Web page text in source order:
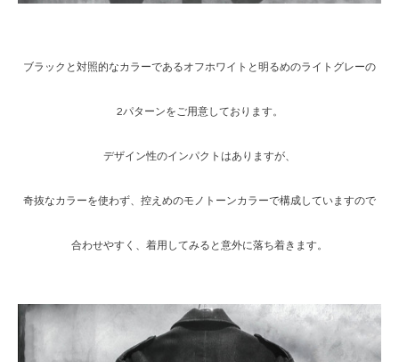
ブラックと対照的なカラーであるオフホワイトと明るめのライトグレーの
2パターンをご用意しております。
デザイン性のインパクトはありますが、
奇抜なカラーを使わず、控えめのモノトーンカラーで構成していますので
合わせやすく、着用してみると意外に落ち着きます。